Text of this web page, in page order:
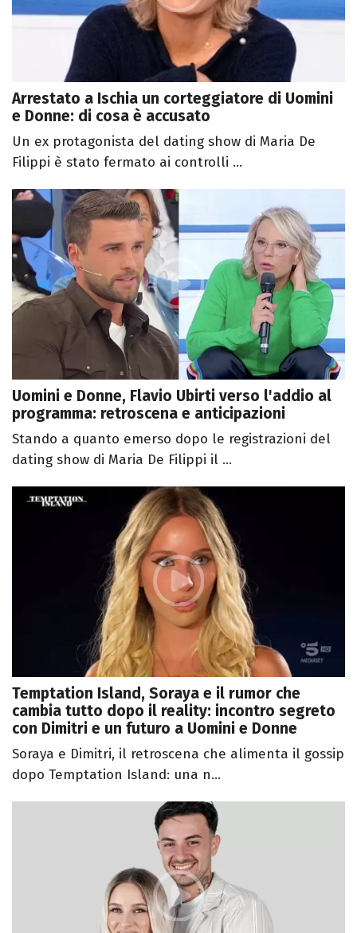
Arrestato a Ischia un corteggiatore di Uomini
e Donne: di cosa è accusato
Un ex protagonista del dating show di Maria De
Filippi è stato fermato ai controlli ...
Uomini e Donne, Flavio Ubirti verso l'addio al
programma: retroscena e anticipazioni
Stando a quanto emerso dopo le registrazioni del
dating show di Maria De Filippi il ...
Temptation Island, Soraya e il rumor che
cambia tutto dopo il reality: incontro segreto
con Dimitri e un futuro a Uomini e Donne
Soraya e Dimitri, il retroscena che alimenta il gossip
dopo Temptation Island: una n...